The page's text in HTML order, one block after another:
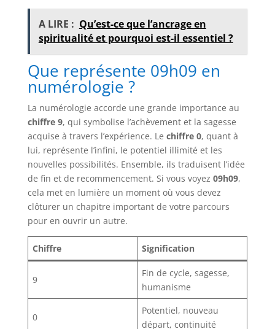
A LIRE : Qu’est-ce que l’ancrage en
spiritualité et pourquoi est-il essentiel ?
Que représente 09h09 en
numérologie ?
La numérologie accorde une grande importance au
chiffre 9, qui symbolise l’achèvement et la sagesse
acquise à travers l’expérience. Le chiffre 0, quant à
lui, représente l’infini, le potentiel illimité et les
nouvelles possibilités. Ensemble, ils traduisent l’idée
de fin et de recommencement. Si vous voyez 09h09,
cela met en lumière un moment où vous devez
clôturer un chapitre important de votre parcours
pour en ouvrir un autre.
Chiffre Signification
9
Fin de cycle, sagesse,
humanisme
0
Potentiel, nouveau
départ, continuité